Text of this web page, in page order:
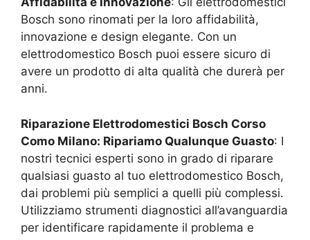
Bosch sono rinomati per la loro affidabilità,
innovazione e design elegante. Con un
elettrodomestico Bosch puoi essere sicuro di
avere un prodotto di alta qualità che durerà per
anni.
Riparazione Elettrodomestici Bosch Corso
Como Milano: Ripariamo Qualunque Guasto: I
nostri tecnici esperti sono in grado di riparare
qualsiasi guasto al tuo elettrodomestico Bosch,
dai problemi più semplici a quelli più complessi.
Utilizziamo strumenti diagnostici all’avanguardia
per identificare rapidamente il problema e